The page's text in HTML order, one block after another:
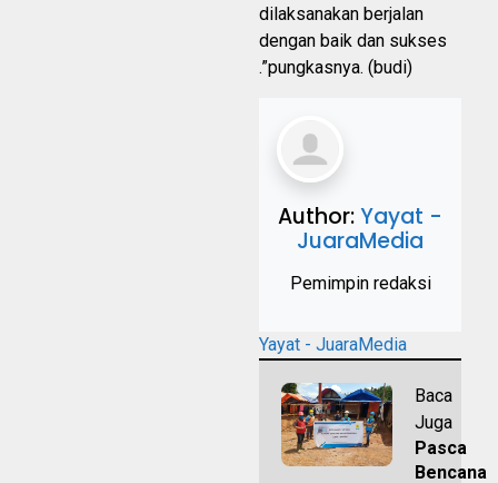
dilaksanakan berjalan
dengan baik dan sukses
.”pungkasnya. (budi)
Author:Yayat -
JuaraMedia
Pemimpin redaksi
Yayat - JuaraMedia
Baca
Juga
Pasca
Bencana